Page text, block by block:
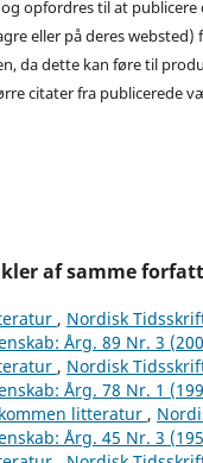
opfordres til at
eller på deres
da dette kan føre til
citater fra publicerede
af samme
, Nordisk
Årg. 89 Nr. 3
, Nordisk
Årg. 78 Nr. 1
litteratur ,
Årg. 45 Nr. 3